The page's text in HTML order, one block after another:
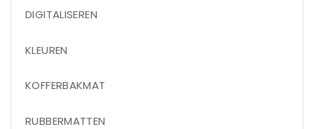
DIGITALISEREN
KLEUREN
KOFFERBAKMAT
RUBBERMATTEN